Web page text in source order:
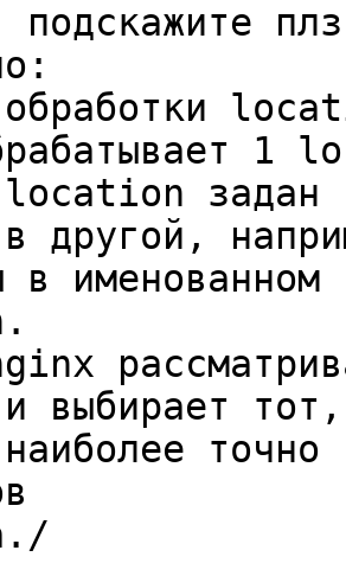
подскажите
обработки
1
задан
другой,
в именованном
выбирает тот,